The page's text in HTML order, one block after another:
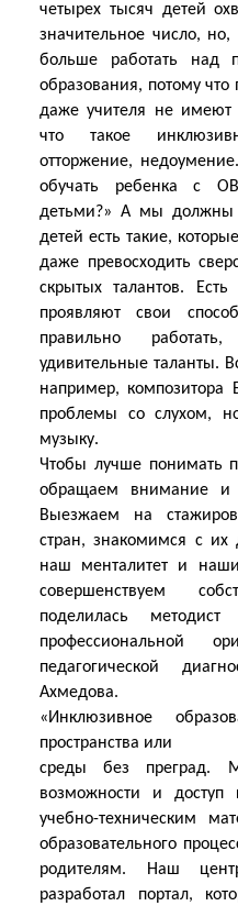
четырех тысяч детей
значительное число,
больше работать над
образования, потому что
даже учителя не имеют
что такое
отторжение,
обучать ребенка с
детьми?» А мы должны
детей есть такие,
даже превосходить
скрытых талантов.
проявляют свои
правильно
удивительные таланты.
например, композитора
проблемы со слухом,
музыку.
Чтобы лучше понимать
обращаем внимание и
Выезжаем на
стран, знакомимся с их
наш менталитет и
совершенствуем
поделилась методист
профессиональной
педагогической
Ахмедова.
«Инклюзивное
пространства или
среды без преград.
возможности и доступ
учебно-техническим
образовательного
родителям. Наш
разработал портал,